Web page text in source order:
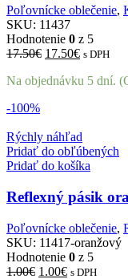
Poľovnícke oblečenie,
SKU: 11437
Hodnotenie 0 z 5
17.50€ Pôvodná
bola:
17.50€Aktuálna
je:
s DPH
Na objednávku 5 dní.
-100%
Rýchly náhľad
Pridať do obľúbených
Pridať do košíka
Reflexný pásik
Poľovnícke oblečenie,
SKU: 11417-oranžový
Hodnotenie 0 z 5
1.00€ Pôvodná
1.00€Aktuálna
s DPH